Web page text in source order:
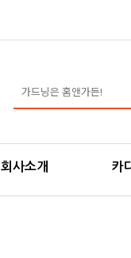
회사소개 카